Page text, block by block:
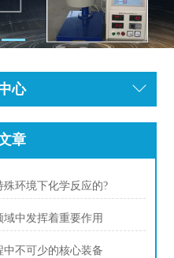
心
章
环境下化学反应的?
中发挥着重要作用
不可少的核心装备